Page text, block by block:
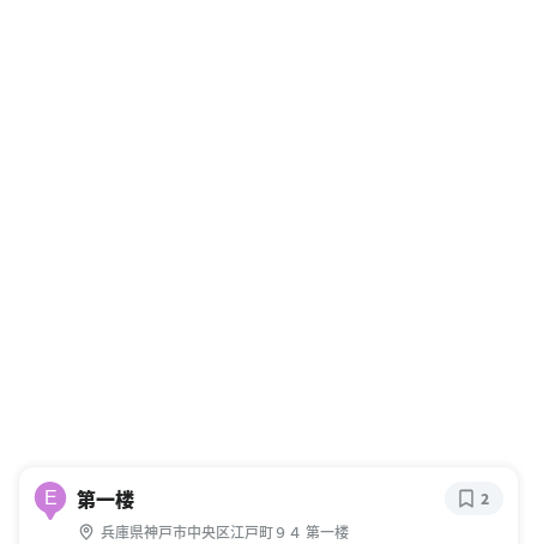
E 第一楼
兵庫県神戸市中央区江戸町９４ 第一楼
2